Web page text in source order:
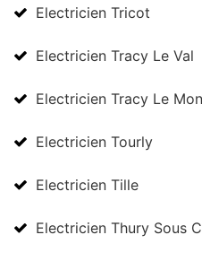
Electricien Tricot
Electricien Tracy Le Val
Electricien Tracy Le
Electricien Tourly
Electricien Tille
Electricien Thury Sous